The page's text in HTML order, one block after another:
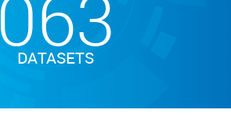
063
DATASETS